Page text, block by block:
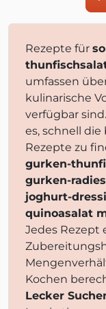
Rezepte für
umfassen
kulinarische
verfügbar
es, schnell
Rezepte zu
gurken-
gurken-
joghurt-
quinoasalat
Jedes Rezept
Kochen
Lecker